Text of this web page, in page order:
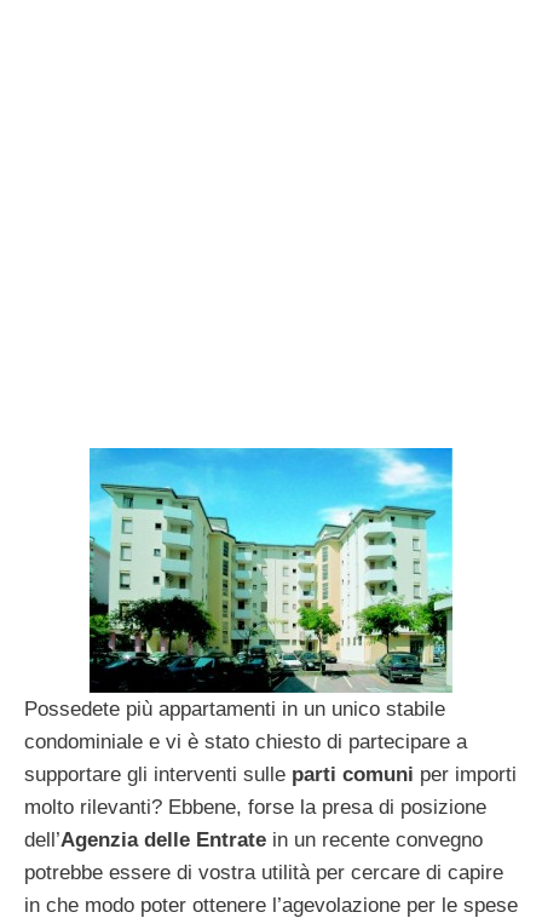
Possedete più appartamenti in un unico stabile
condominiale e vi è stato chiesto di partecipare a
supportare gli interventi sulle parti comuni per importi
molto rilevanti? Ebbene, forse la presa di posizione
dell’Agenzia delle Entrate in un recente convegno
potrebbe essere di vostra utilità per cercare di capire
in che modo poter ottenere l’agevolazione per le spese